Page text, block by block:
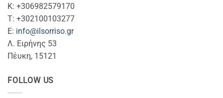
Κ: +306982579170
T: +302100103277
Ε: info@ilsorriso.gr
Λ. Ειρήνης 53
Πέυκη, 15121
FOLLOW US